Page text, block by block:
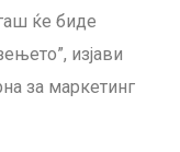
ќе биде
изјави
за маркетинг